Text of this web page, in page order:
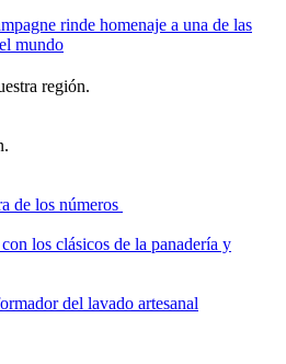
rinde homenaje a una de las
mundo
región.
de los números
los clásicos de la panadería y
del lavado artesanal